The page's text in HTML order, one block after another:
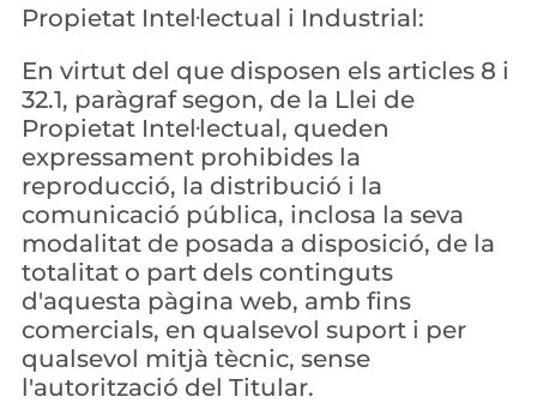
Propietat Intel·lectual i Industrial:
En virtut del que disposen els articles 8 i
32.1, paràgraf segon, de la Llei de
Propietat Intel·lectual, queden
expressament prohibides la
reproducció, la distribució i la
comunicació pública, inclosa la seva
modalitat de posada a disposició, de la
totalitat o part dels continguts
d'aquesta pàgina web, amb fins
comercials, en qualsevol suport i per
qualsevol mitjà tècnic, sense
l'autorització del Titular.